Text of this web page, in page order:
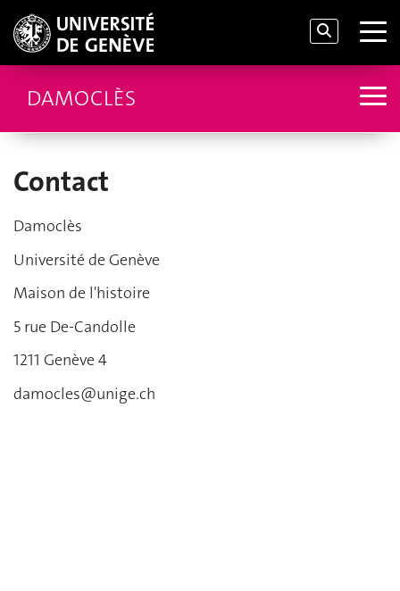
DAMOCLÈS
Contact
Damoclès
Université de Genève
Maison de l'histoire
5 rue De-Candolle
1211 Genève 4
damocles@unige.ch